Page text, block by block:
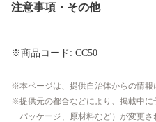
注意事項・その他
※商品コード: CC50
本ページは、提供自治体からの情報
提供元の都合などにより、掲載中に
パッケージ、原材料など）が変更